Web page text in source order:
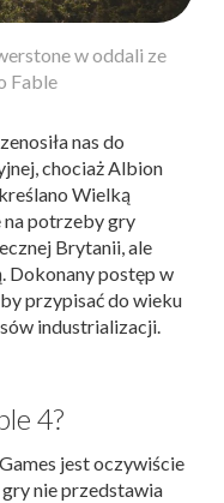
w oddali ze
Fable
nas do
chociaż Albion
Wielką
na potrzeby gry
Brytanii, ale
Dokonany postęp w
przypisać do wieku
industrializacji.
4?
jest oczywiście
nie przedstawia